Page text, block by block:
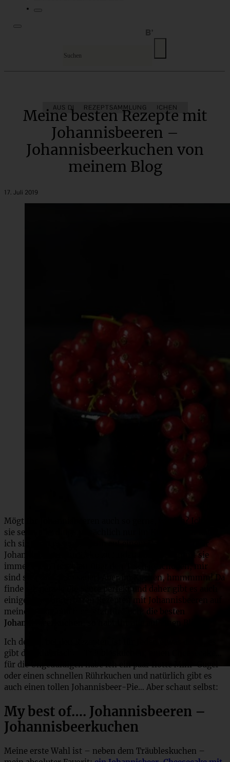
AUS DEM OBSTGARTEN KUCHEN
REZEPTSAMMLUNG
Meine besten Rezepte mit
Johannisbeeren –
Johannisbeerkuchen von
meinem Blog
17. Juli 2019
Mögt Ihr Johannisbeeren auch so gerne, wie ich? Ich mag
sie sehr, allerdings tatsächlich nur im Kuchen, pur kann
ich sie nicht essen :) Wenn auf einem Dessert ein paar
Johannisbeeren zur Deko zu finden sind, bekommt sie
immer mein Herzblatt über den Tisch geschoben, mir
sind sie einfach zu sauer! Aber im Kuchen, hmmmmm! Da
finde ich gerade die Säure perfekt und daher gibt es auch
einiges an wunderbaren Rezepten mit Johannisbeeren auf
meinem Blog und hier jetzt für Euch: die besten
Johannisbeerkuchen
Ich denke, bei den Rezepten ist für Jeden etwas dabei, es
gibt den klassischen Träubleskuchen, einen Cheesecake…
für die Ungeduldigen habe ich ein paar flotte Mini-Gugel
oder einen schnellen Rührkuchen und natürlich gibt es
auch einen tollen Johannisbeer-Pie… Aber schaut selbst:
My best of…. Johannisbeeren –
Johannisbeerkuchen
Meine erste Wahl ist – neben dem Träubleskuchen –